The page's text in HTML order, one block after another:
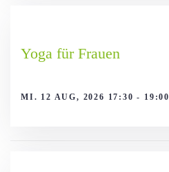
Yoga für Frauen
MI. 12 AUG, 2026 17:30 - 19:00